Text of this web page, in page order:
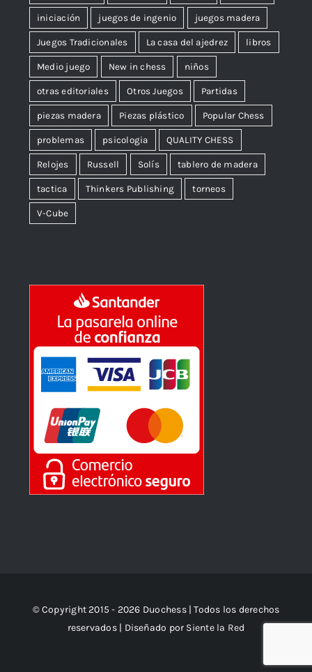
iniciación juegos de ingenio juegos madera
Juegos Tradicionales La casa del ajedrez libros
Medio juego New in chess niños
otras editoriales Otros Juegos Partidas
piezas madera Piezas plástico Popular Chess
problemas psicologia QUALITY CHESS
Relojes Russell Solís tablero de madera
tactica Thinkers Publishing torneos
V-Cube
© Copyright 2015 - 2026 Duochess | Todos los derechos
reservados | Diseñado por Siente la Red